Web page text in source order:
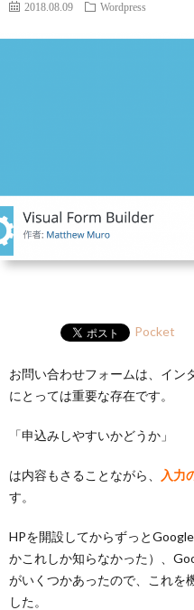
2018.08.09 Wordpress
Pocket
お問い合わせフォームは、イン
にとっては重要な存在です。
「申込みしやすいかどうか」
は内容もさることながら、 入力
す。
HPを開設してからずっと
かこれしか知らなかった）、
がいくつかあったので、これを
した。